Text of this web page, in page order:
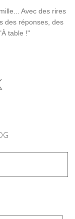
Avec des rires
des réponses, des
table !"